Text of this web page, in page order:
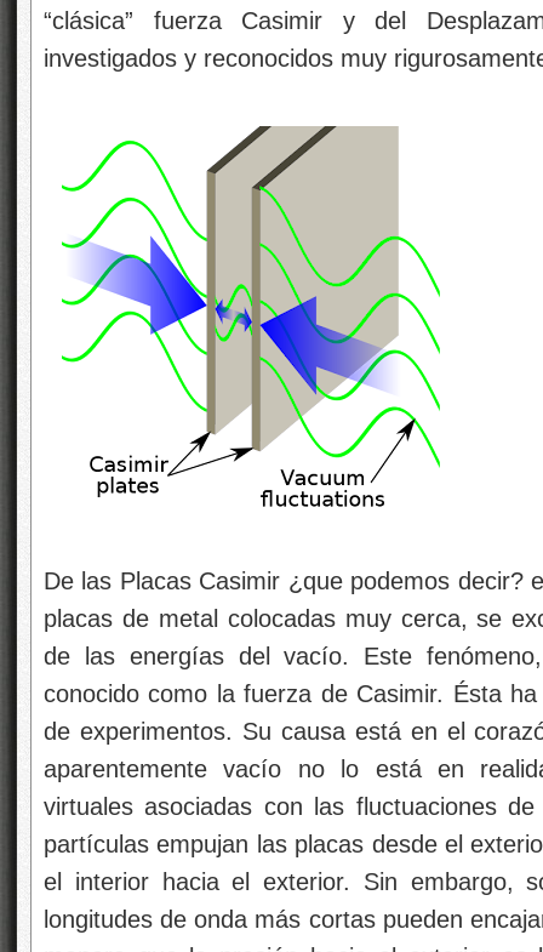
“clásica” fuerza Casimir y del
investigados y reconocidos muy
De las Placas Casimir ¿que podemos decir?
placas de metal colocadas muy cerca, se
de las energías del vacío. Este
conocido como la fuerza de Casimir. Ésta
de experimentos. Su causa está en el
aparentemente vacío no lo está en
virtuales asociadas con las fluctuaciones
partículas empujan las placas desde el
el interior hacia el exterior. Sin embargo,
longitudes de onda más cortas pueden